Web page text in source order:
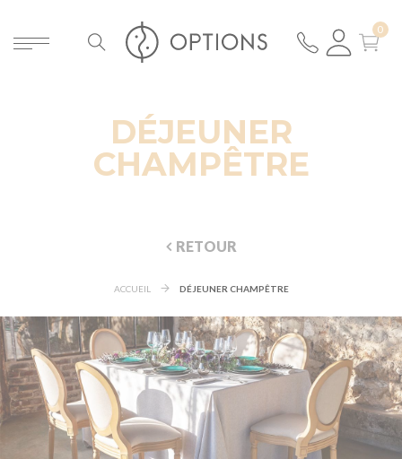
DÉJEUNER
CHAMPÊTRE
RETOUR
ACCUEIL DÉJEUNER CHAMPÊTRE